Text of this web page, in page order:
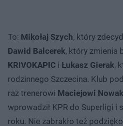
To: Mikołaj Szych, który
Dawid Balcerek, który zmienia
KRIVOKAPIC i Łukasz Gierak,
rodzinnego Szczecina. Klub
raz trenerowi Maciejowi
wprowadził KPR do Superligi i
roku. Nie zabrakło też